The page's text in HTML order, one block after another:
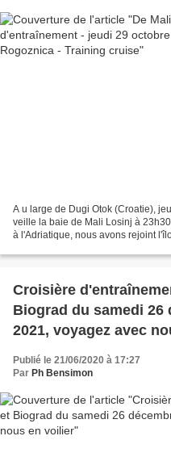
A u large de Dugi Otok (Croatie),
veille la baie de Mali Losinj à
à l'Adriatique, nous avons rejoint
Croisière
Biograd du samedi 26
2021, voyagez avec
Publié le 21/06/2020 à 17:27
Par Ph Bensimon